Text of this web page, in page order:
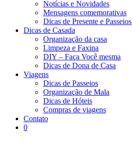
Notícias e Novidades
Mensagens comemorativas
Dicas de Presente e Passeios
Dicas de Casada
Organização da casa
Limpeza e Faxina
DIY – Faça Você mesma
Dicas de Dona de Casa
Viagens
Dicas de Passeios
Organização de Mala
Dicas de Hóteis
Compras de viagens
Contato
0